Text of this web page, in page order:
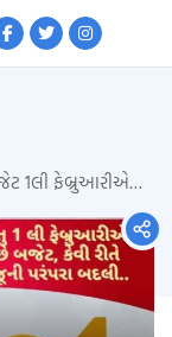
1લી ફેબ્રુઆરીએ